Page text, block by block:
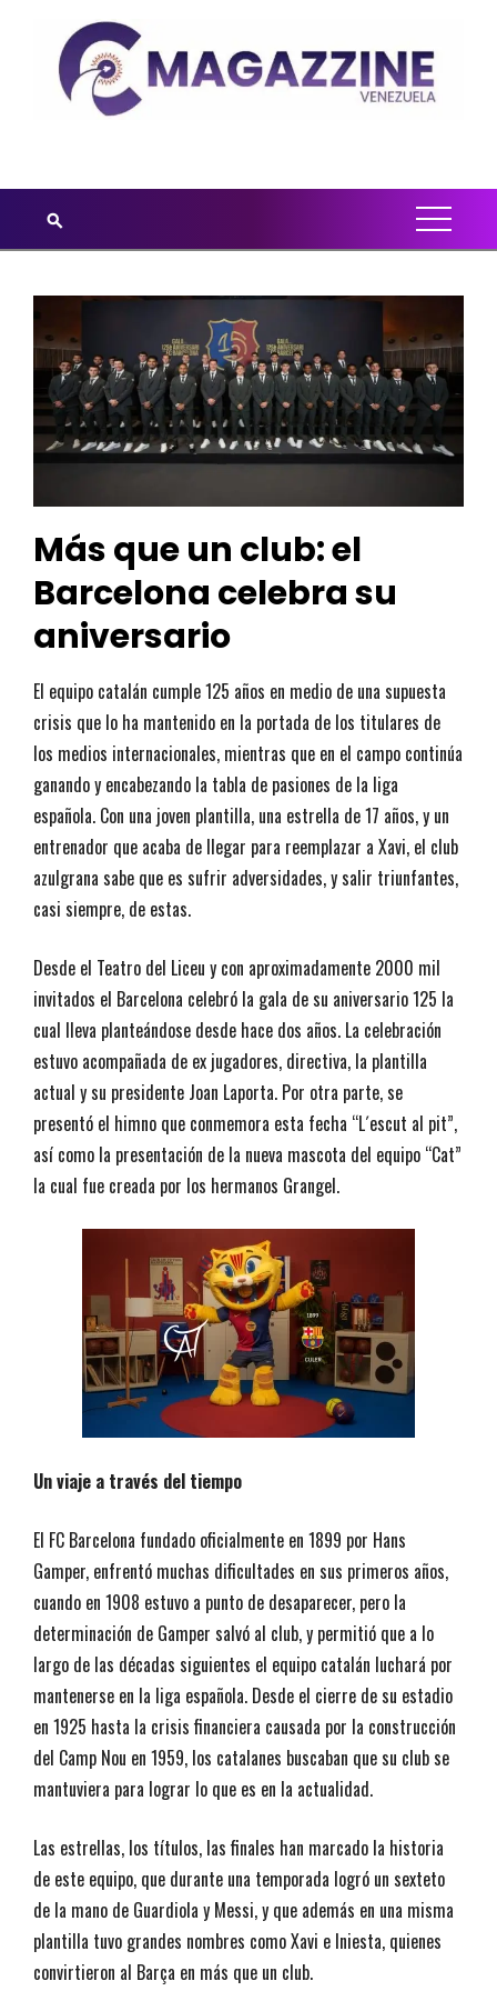
Más que un club: el
Barcelona celebra su
aniversario
El equipo catalán cumple 125 años en medio de una supuesta
crisis que lo ha mantenido en la portada de los titulares de
los medios internacionales, mientras que en el campo continúa
ganando y encabezando la tabla de pasiones de la liga
española. Con una joven plantilla, una estrella de 17 años, y un
entrenador que acaba de llegar para reemplazar a Xavi, el club
azulgrana sabe que es sufrir adversidades, y salir triunfantes,
casi siempre, de estas.
Desde el Teatro del Liceu y con aproximadamente 2000 mil
invitados el Barcelona celebró la gala de su aniversario 125 la
cual lleva planteándose desde hace dos años. La celebración
estuvo acompañada de ex jugadores, directiva, la plantilla
actual y su presidente Joan Laporta. Por otra parte, se
presentó el himno que conmemora esta fecha “L´escut al pit”,
así como la presentación de la nueva mascota del equipo “Cat”
la cual fue creada por los hermanos Grangel.
Un viaje a través del tiempo
El FC Barcelona fundado oficialmente en 1899 por Hans
Gamper, enfrentó muchas dificultades en sus primeros años,
cuando en 1908 estuvo a punto de desaparecer, pero la
determinación de Gamper salvó al club, y permitió que a lo
largo de las décadas siguientes el equipo catalán luchará por
mantenerse en la liga española. Desde el cierre de su estadio
en 1925 hasta la crisis financiera causada por la construcción
del Camp Nou en 1959, los catalanes buscaban que su club se
mantuviera para lograr lo que es en la actualidad.
Las estrellas, los títulos, las finales han marcado la historia
de este equipo, que durante una temporada logró un sexteto
de la mano de Guardiola y Messi, y que además en una misma
plantilla tuvo grandes nombres como Xavi e Iniesta, quienes
convirtieron al Barça en más que un club.